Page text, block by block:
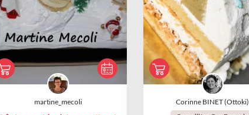
martine_mecoli Corinne BINET (Ottoki)